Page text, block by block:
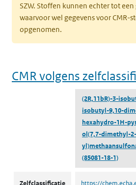
SZW. Stoffen kunnen echter tot
waarvoor wel gegevens voor CMR-
opgenomen.
CMR volgens
(2R,11bR)-3-
isobutyl-9,10-
hexahydro-1H-
ol(7,7-dimethyl-
(85081-18-1)
Zelfclassificatie
https://